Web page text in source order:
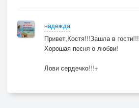
надежда
Привет,Костя!!!Зашла в гости!!!
Хорошая песня о любви!
Лови сердечко!!!+